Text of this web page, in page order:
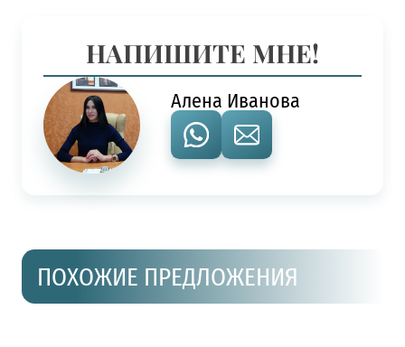
НАПИШИТЕ МНЕ!
Алена Иванова
ПОХОЖИЕ ПРЕДЛОЖЕНИЯ